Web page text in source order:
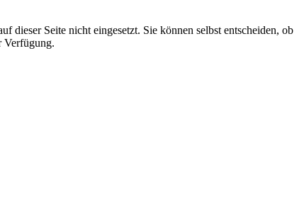
dieser Seite nicht eingesetzt. Sie können selbst entscheiden, ob
Verfügung.